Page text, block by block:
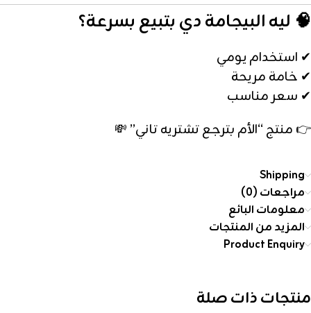
🧠 ليه البيجامة دي بتبيع بسرعة؟
✔ استخدام يومي
✔ خامة مريحة
✔ سعر مناسب
👉 منتج “الأم بترجع تشتريه تاني” 💸
Shipping
مراجعات (0)
معلومات البائع
المزيد من المنتجات
Product Enquiry
منتجات ذات صلة